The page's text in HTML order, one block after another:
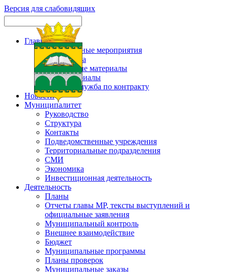
Версия для слабовидящих
Главная
Официальные мероприятия
Карта сайта
Актуальные материалы
Фотоматериалы
Военная служба по контракту
Новости
Муниципалитет
Руководство
Структура
Контакты
Подведомственные учреждения
Территориальные подразделения
СМИ
Экономика
Инвестиционная деятельность
Деятельность
Планы
Отчеты главы МР, тексты выступлений и
официальные заявления
Муниципальный контроль
Внешнее взаимодействие
Бюджет
Муниципальные программы
Планы проверок
Муниципальные заказы